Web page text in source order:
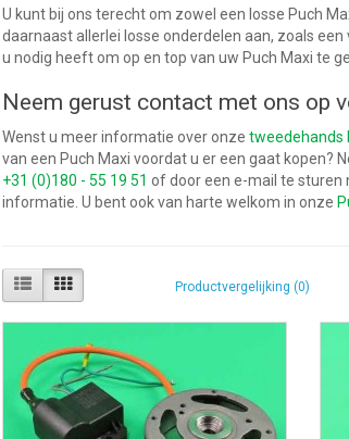
U kunt bij ons terecht om zowel een losse Puch
daarnaast allerlei losse onderdelen aan, zoals
u nodig heeft om op en top van uw Puch Maxi te
Neem gerust contact met ons op
Wenst u meer informatie over onze tweedehands
van een Puch Maxi voordat u er een gaat kopen?
+31 (0)180 - 55 19 51 of door een e-mail te sturen
informatie. U bent ook van harte welkom in onze
Productvergelijking (0)